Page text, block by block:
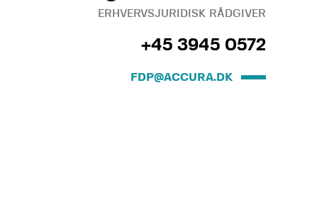
ERHVERVSJURIDISK RÅDGIVER
+45 3945 0572
FDP@ACCURA.DK